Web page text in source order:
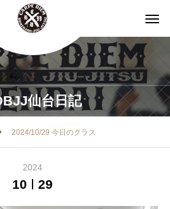
仙台日記
2024/10/29 今日のクラス
2024
10 29